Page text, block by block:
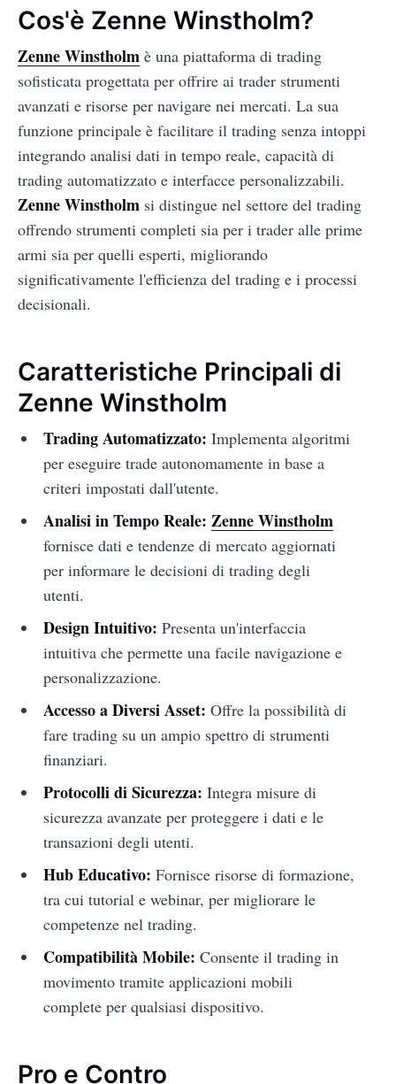
Cos'è Zenne Winstholm?
Zenne Winstholm è una piattaforma di trading
sofisticata progettata per offrire ai trader strumenti
avanzati e risorse per navigare nei mercati. La sua
funzione principale è facilitare il trading senza intoppi
integrando analisi dati in tempo reale, capacità di
trading automatizzato e interfacce personalizzabili.
Zenne Winstholm si distingue nel settore del trading
offrendo strumenti completi sia per i trader alle prime
armi sia per quelli esperti, migliorando
significativamente l'efficienza del trading e i processi
decisionali.
Caratteristiche Principali di
Zenne Winstholm
Trading Automatizzato: Implementa algoritmi
per eseguire trade autonomamente in base a
criteri impostati dall'utente.
Analisi in Tempo Reale: Zenne Winstholm
fornisce dati e tendenze di mercato aggiornati
per informare le decisioni di trading degli
utenti.
Design Intuitivo: Presenta un'interfaccia
intuitiva che permette una facile navigazione e
personalizzazione.
Accesso a Diversi Asset: Offre la possibilità di
fare trading su un ampio spettro di strumenti
finanziari.
Protocolli di Sicurezza: Integra misure di
sicurezza avanzate per proteggere i dati e le
transazioni degli utenti.
Hub Educativo: Fornisce risorse di formazione,
tra cui tutorial e webinar, per migliorare le
competenze nel trading.
Compatibilità Mobile: Consente il trading in
movimento tramite applicazioni mobili
complete per qualsiasi dispositivo.
Pro e Contro